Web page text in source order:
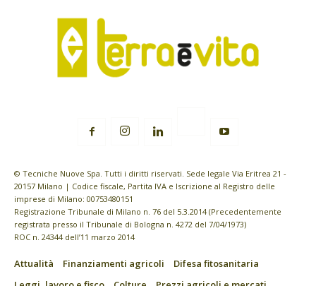
© Tecniche Nuove Spa. Tutti i diritti riservati. Sede legale Via Eritrea 21 -
20157 Milano | Codice fiscale, Partita IVA e Iscrizione al Registro delle
imprese di Milano: 00753480151
Registrazione Tribunale di Milano n. 76 del 5.3.2014 (Precedentemente
registrata presso il Tribunale di Bologna n. 4272 del 7/04/1973)
ROC n. 24344 dell’11 marzo 2014
Attualità Finanziamenti agricoli
Difesa fitosanitaria